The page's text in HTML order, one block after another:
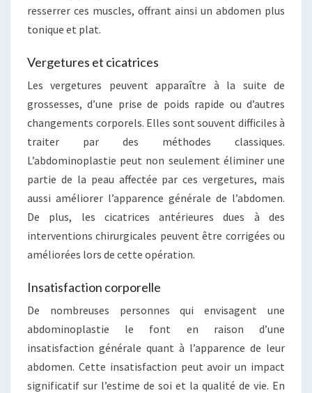
resserrer ces muscles, offrant ainsi un abdomen plus
tonique et plat.
Vergetures et cicatrices
Les vergetures peuvent apparaître à la suite de
grossesses, d’une prise de poids rapide ou d’autres
changements corporels. Elles sont souvent difficiles à
traiter par des méthodes classiques.
L’abdominoplastie peut non seulement éliminer une
partie de la peau affectée par ces vergetures, mais
aussi améliorer l’apparence générale de l’abdomen.
De plus, les cicatrices antérieures dues à des
interventions chirurgicales peuvent être corrigées ou
améliorées lors de cette opération.
Insatisfaction corporelle
De nombreuses personnes qui envisagent une
abdominoplastie le font en raison d’une
insatisfaction générale quant à l’apparence de leur
abdomen. Cette insatisfaction peut avoir un impact
significatif sur l’estime de soi et la qualité de vie. En